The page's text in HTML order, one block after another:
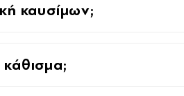
καυσίμων;
κάθισμα;